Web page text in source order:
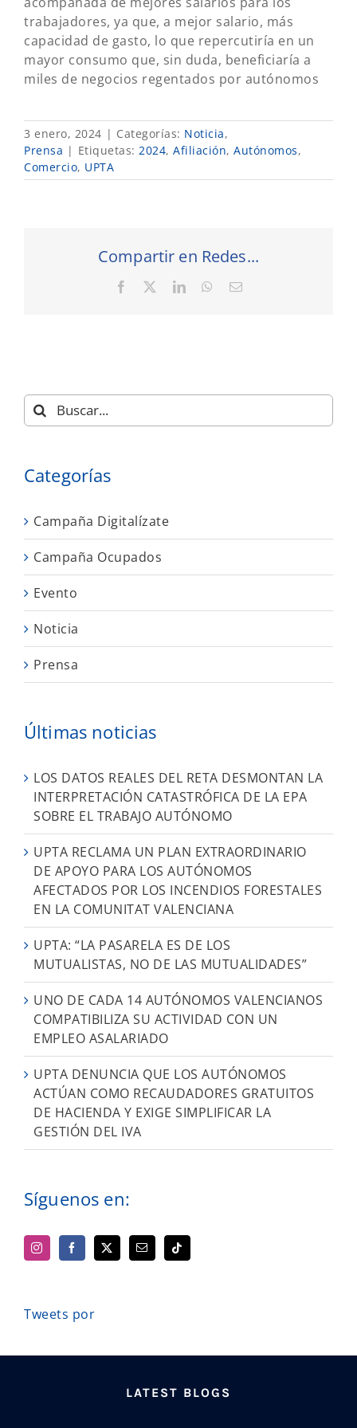
trabajadores, ya que, a mejor salario, más
capacidad de gasto, lo que repercutiría en un
mayor consumo que, sin duda, beneficiaría a
miles de negocios regentados por autónomos
3 enero, 2024 | Categorías: Noticia,
Prensa | Etiquetas: 2024, Afiliación, Autónomos,
Comercio, UPTA
Compartir en Redes...
Facebook LinkedInWhatsApp
Correo
Buscar:
Categorías
Campaña Digitalízate
Campaña Ocupados
Evento
Noticia
Prensa
Últimas noticias
LOS DATOS REALES DEL RETA DESMONTAN LA
INTERPRETACIÓN CATASTRÓFICA DE LA EPA
SOBRE EL TRABAJO AUTÓNOMO
UPTA RECLAMA UN PLAN EXTRAORDINARIO
DE APOYO PARA LOS AUTÓNOMOS
AFECTADOS POR LOS INCENDIOS FORESTALES
EN LA COMUNITAT VALENCIANA
UPTA: “LA PASARELA ES DE LOS
MUTUALISTAS, NO DE LAS MUTUALIDADES”
UNO DE CADA 14 AUTÓNOMOS VALENCIANOS
COMPATIBILIZA SU ACTIVIDAD CON UN
EMPLEO ASALARIADO
UPTA DENUNCIA QUE LOS AUTÓNOMOS
ACTÚAN COMO RECAUDADORES GRATUITOS
DE HACIENDA Y EXIGE SIMPLIFICAR LA
GESTIÓN DEL IVA
Síguenos en:
Tweets por
LATEST BLOGS